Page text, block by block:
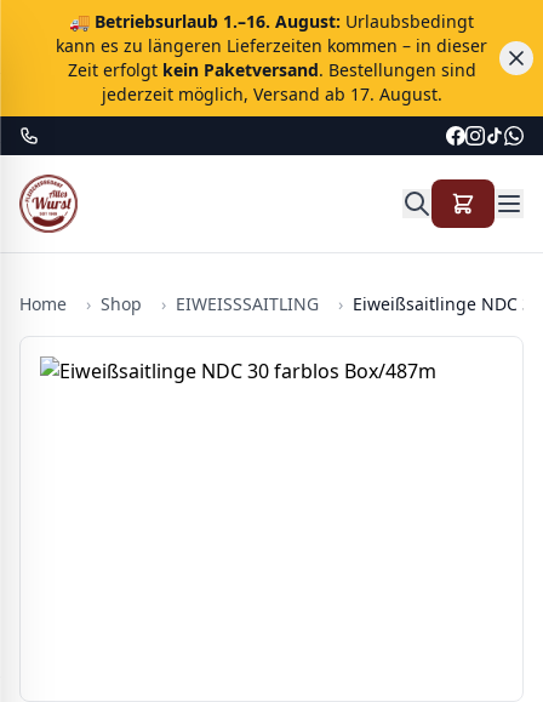
🚚 Betriebsurlaub 1.–16. August: Urlaubsbedingt
kann es zu längeren Lieferzeiten kommen – in dieser
Zeit erfolgt kein Paketversand. Bestellungen sind
jederzeit möglich, Versand ab 17. August.
Home › Shop › EIWEISSSAITLING › Eiweißsaitlinge NDC